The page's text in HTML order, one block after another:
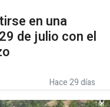
en una
de julio con el
Hace 29 días